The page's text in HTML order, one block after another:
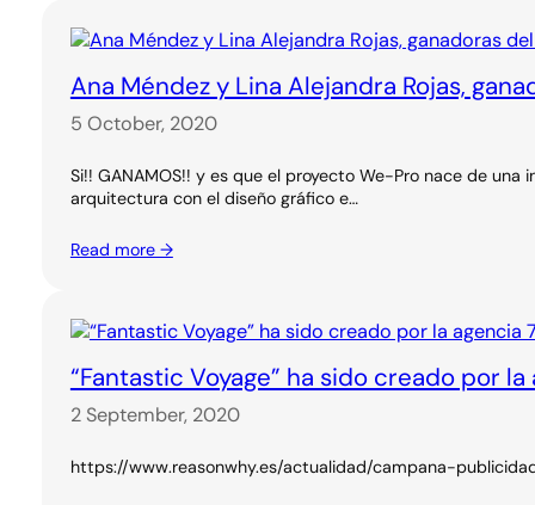
Ana Méndez y Lina Alejandra Rojas,
5 October, 2020
Si!! GANAMOS!! y es que el proyecto We-Pro nace de
arquitectura con el diseño gráfico e…
Read more →
“Fantastic Voyage” ha sido creado por
2 September, 2020
https://www.reasonwhy.es/actualidad/campana-